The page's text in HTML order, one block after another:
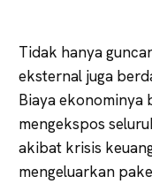
Tidak hanya
eksternal juga
Biaya ekonominya
mengekspos
akibat krisis
mengeluarkan